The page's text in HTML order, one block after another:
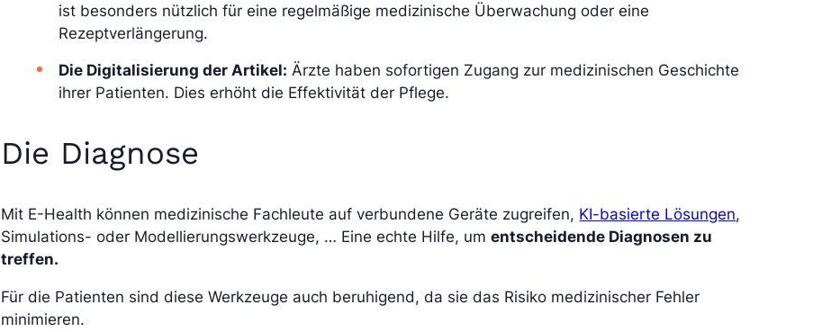
ist besonders nützlich für eine regelmäßige medizinische Überwachung oder eine
Rezeptverlängerung.
Die Digitalisierung der Artikel: Ärzte haben sofortigen Zugang zur medizinischen Geschichte
ihrer Patienten. Dies erhöht die Effektivität der Pflege.
Die Diagnose
Mit E-Health können medizinische Fachleute auf verbundene Geräte zugreifen, KI-basierte Lösungen,
Simulations- oder Modellierungswerkzeuge, … Eine echte Hilfe, umentscheidende Diagnosen zu
treffen.
Für die Patienten sind diese Werkzeuge auch beruhigend, da sie das Risiko medizinischer Fehler
minimieren.